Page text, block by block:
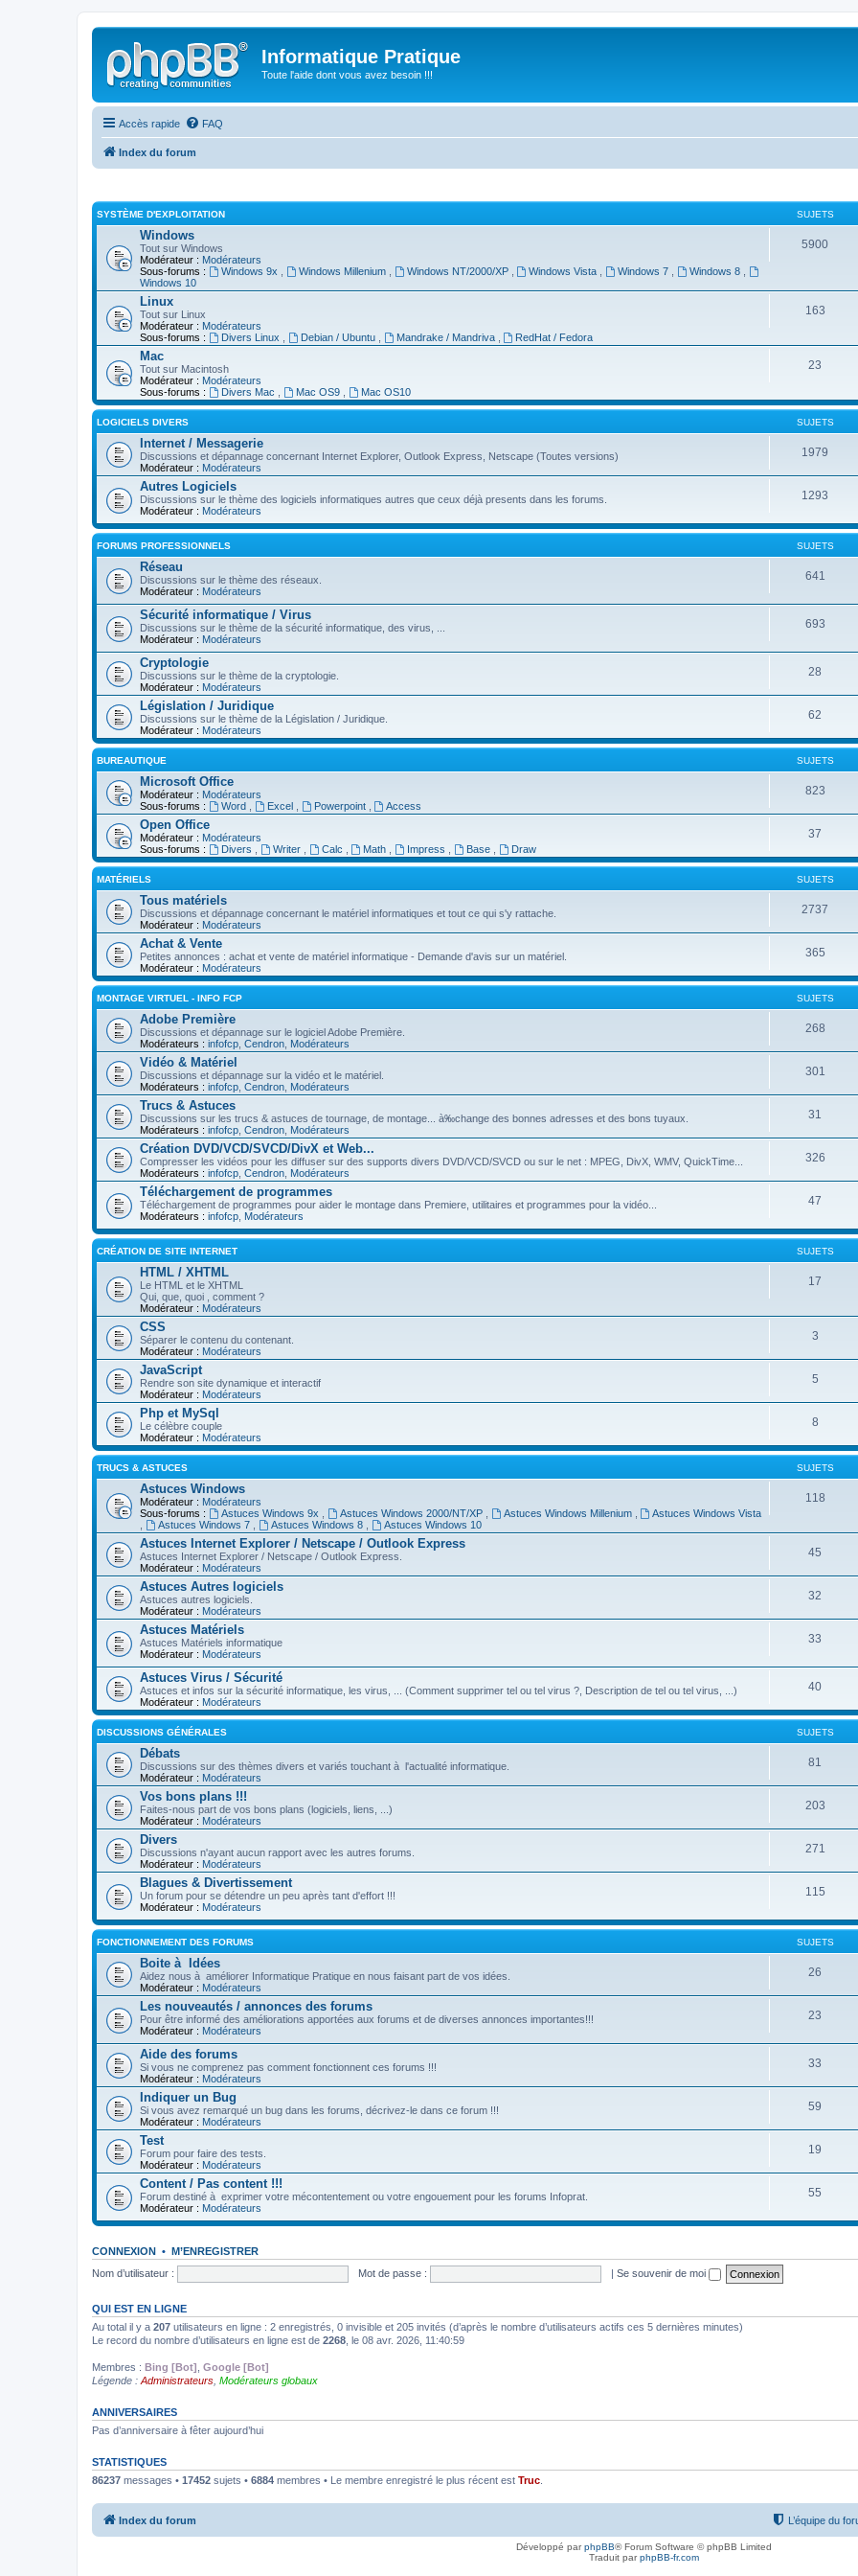
Informatique Pratique
Toute l'aide dont vous avez besoin !!!
Accès rapide FAQ
Index du forum
SYSTÈME D'EXPLOITATION SUJETS
Windows
Tout sur Windows
Modérateur : Modérateurs
Sous-forums :
Windows 9x Windows Millenium Windows NT/2000/XP Windows Vista Windows 7 Windows 8
Windows 10
5900
Linux
Tout sur Linux
Modérateur : Modérateurs
Sous-forums :
Divers Linux Debian / Ubuntu Mandrake / Mandriva RedHat / Fedora
163
Mac
Tout sur Macintosh
Modérateur : Modérateurs
Sous-forums :
Divers Mac Mac OS9 Mac OS10
23
LOGICIELS DIVERS SUJETS
Internet / Messagerie
Discussions et dépannage concernant Internet Explorer, Outlook Express, Netscape (Toutes versions)
Modérateur : Modérateurs
1979
Autres Logiciels
Discussions sur le thème des logiciels informatiques autres que ceux déjà presents dans les forums.
Modérateur : Modérateurs
1293
FORUMS PROFESSIONNELS SUJETS
Réseau
Discussions sur le thème des réseaux.
Modérateur : Modérateurs
641
Sécurité informatique / Virus
Discussions sur le thème de la sécurité informatique, des virus, ...
Modérateur : Modérateurs
693
Cryptologie
Discussions sur le thème de la cryptologie.
Modérateur : Modérateurs
28
Législation / Juridique
Discussions sur le thème de la Législation / Juridique.
Modérateur : Modérateurs
62
BUREAUTIQUE SUJETS
Microsoft Office
Modérateur : Modérateurs
Sous-forums :
Word Excel Powerpoint Access
823
Open Office
Modérateur : Modérateurs
Sous-forums :
Divers Writer Calc Math Impress Base Draw
37
MATÉRIELS SUJETS
Tous matériels
Discussions et dépannage concernant le matériel informatiques et tout ce qui s'y rattache.
Modérateur : Modérateurs
2737
Achat & Vente
Petites annonces : achat et vente de matériel informatique - Demande d'avis sur un matériel.
Modérateur : Modérateurs
365
MONTAGE VIRTUEL - INFO FCP SUJETS
Adobe Première
Discussions et dépannage sur le logiciel Adobe Première.
Modérateurs : infofcp Cendron Modérateurs
268
Vidéo & Matériel
Discussions et dépannage sur la vidéo et le matériel.
Modérateurs : infofcp Cendron Modérateurs
301
Trucs & Astuces
Discussions sur les trucs & astuces de tournage, de montage... à‰change des bonnes adresses et des bons tuyaux.
Modérateurs : infofcp Cendron Modérateurs
31
Création DVD/VCD/SVCD/DivX et Web...
Compresser les vidéos pour les diffuser sur des supports divers DVD/VCD/SVCD ou sur le net : MPEG, DivX, WMV, QuickTime...
Modérateurs : infofcp Cendron Modérateurs
326
Téléchargement de programmes
Téléchargement de programmes pour aider le montage dans Premiere, utilitaires et programmes pour la vidéo...
Modérateurs : infofcp Modérateurs
47
CRÉATION DE SITE INTERNET SUJETS
HTML / XHTML
Le HTML et le XHTML
Qui, que, quoi , comment ?
Modérateur : Modérateurs
17
CSS
Séparer le contenu du contenant.
Modérateur : Modérateurs
3
JavaScript
Rendre son site dynamique et interactif
Modérateur : Modérateurs
5
Php et MySql
Le célèbre couple
Modérateur : Modérateurs
8
TRUCS & ASTUCES SUJETS
Astuces Windows
Modérateur : Modérateurs
Sous-forums :
Astuces Windows 9x Astuces Windows 2000/NT/XP Astuces Windows Millenium
Astuces Windows Vista
Astuces Windows 7 Astuces Windows 8 Astuces Windows 10
118
Astuces Internet Explorer / Netscape / Outlook Express
Astuces Internet Explorer / Netscape / Outlook Express.
Modérateur : Modérateurs
45
Astuces Autres logiciels
Astuces autres logiciels.
Modérateur : Modérateurs
32
Astuces Matériels
Astuces Matériels informatique
Modérateur : Modérateurs
33
Astuces Virus / Sécurité
Astuces et infos sur la sécurité informatique, les virus, ... (Comment supprimer tel ou tel virus ?, Description de tel ou tel virus, ...)
Modérateur : Modérateurs
40
DISCUSSIONS GÉNÉRALES SUJETS
Débats
Discussions sur des thèmes divers et variés touchant à l'actualité informatique.
Modérateur : Modérateurs
81
Vos bons plans !!!
Faites-nous part de vos bons plans (logiciels, liens, ...)
Modérateur : Modérateurs
203
Divers
Discussions n'ayant aucun rapport avec les autres forums.
Modérateur : Modérateurs
271
Blagues & Divertissement
Un forum pour se détendre un peu après tant d'effort !!!
Modérateur : Modérateurs
115
FONCTIONNEMENT DES FORUMS SUJETS
Boite à Idées
Aidez nous à améliorer Informatique Pratique en nous faisant part de vos idées.
Modérateur : Modérateurs
26
Les nouveautés / annonces des forums
Pour être informé des améliorations apportées aux forums et de diverses annonces importantes!!!
Modérateur : Modérateurs
23
Aide des forums
Si vous ne comprenez pas comment fonctionnent ces forums !!!
Modérateur : Modérateurs
33
Indiquer un Bug
Si vous avez remarqué un bug dans les forums, décrivez-le dans ce forum !!!
Modérateur : Modérateurs
59
Test
Forum pour faire des tests.
Modérateur : Modérateurs
19
Content / Pas content !!!
Forum destiné à exprimer votre mécontentement ou votre engouement pour les forums Infoprat.
Modérateur : Modérateurs
55
CONNEXION • M’ENREGISTRER
Nom d’utilisateur :
Mot de passe : | Se souvenir de moi
QUI EST EN LIGNE
Au total il y a 207 utilisateurs en ligne : 2 enregistrés, 0 invisible et 205 invités (d’après le nombre d’utilisateurs actifs ces 5 dernières minutes)
Le record du nombre d’utilisateurs en ligne est de 2268 , le 08 avr. 2026, 11:40:59
Membres : Bing [Bot] Google [Bot]
Légende : Administrateurs Modérateurs globaux
ANNIVERSAIRES
Pas d’anniversaire à fêter aujourd’hui
STATISTIQUES
86237 messages • 17452 sujets • 6884 membres • Le membre enregistré le plus récent est Truc
Index du forum L’équipe du
Développé parphpBB® Forum Software © phpBB Limited
Traduit parphpBB-fr.com